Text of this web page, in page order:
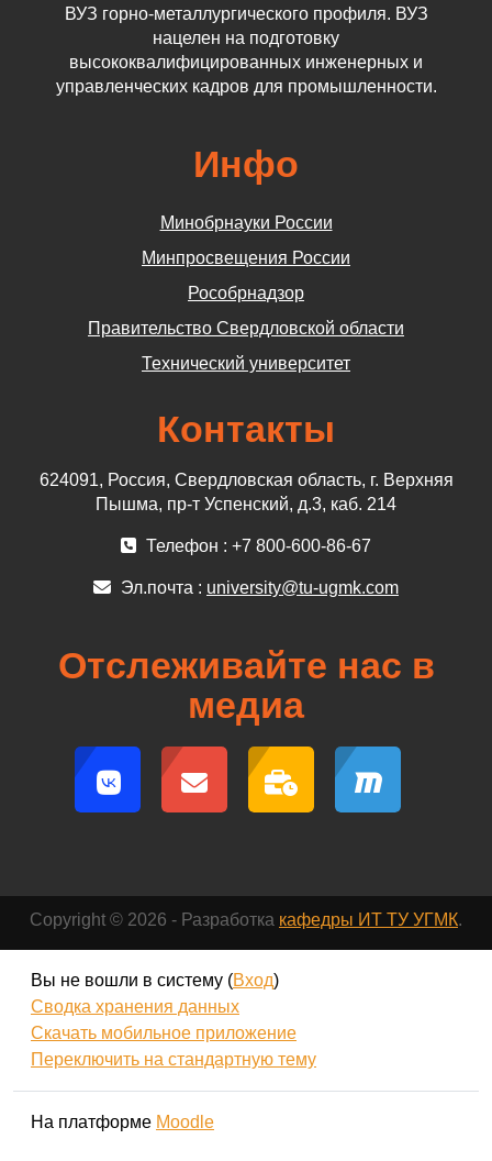
ВУЗ горно-металлургического профиля. ВУЗ
нацелен на подготовку
высококвалифицированных инженерных и
управленческих кадров для промышленности.
Инфо
Минобрнауки России
Минпросвещения России
Рособрнадзор
Правительство Свердловской области
Технический университет
Контакты
624091, Россия, Свердловская область, г. Верхняя
Пышма, пр-т Успенский, д.3, каб. 214
Телефон : +7 800-600-86-67
Эл.почта : university@tu-ugmk.com
Отслеживайте нас в
медиа
Copyright © 2026 - Разработка кафедры ИТ ТУ УГМК.
Вы не вошли в систему (Вход)
Сводка хранения данных
Скачать мобильное приложение
Переключить на стандартную тему
На платформе Moodle